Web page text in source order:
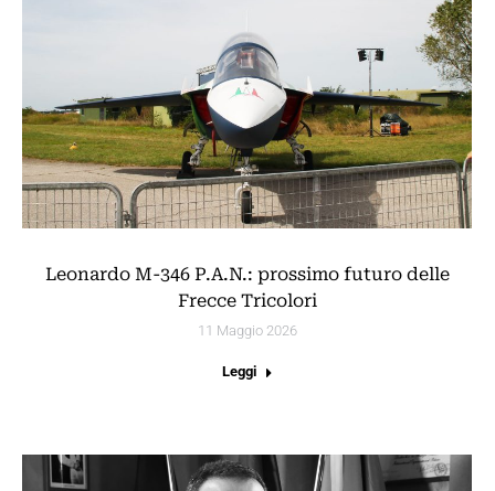
Leonardo M-346 P.A.N.: prossimo futuro delle
Frecce Tricolori
11 Maggio 2026
Leggi